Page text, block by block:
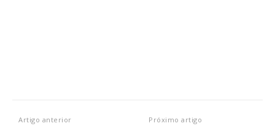
Artigo anterior Próximo artigo